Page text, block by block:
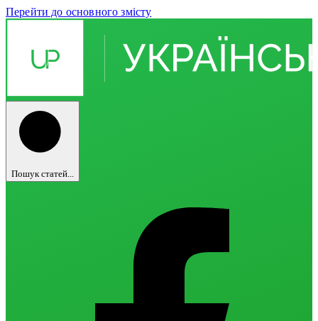
Перейти до основного змісту
Пошук статей...